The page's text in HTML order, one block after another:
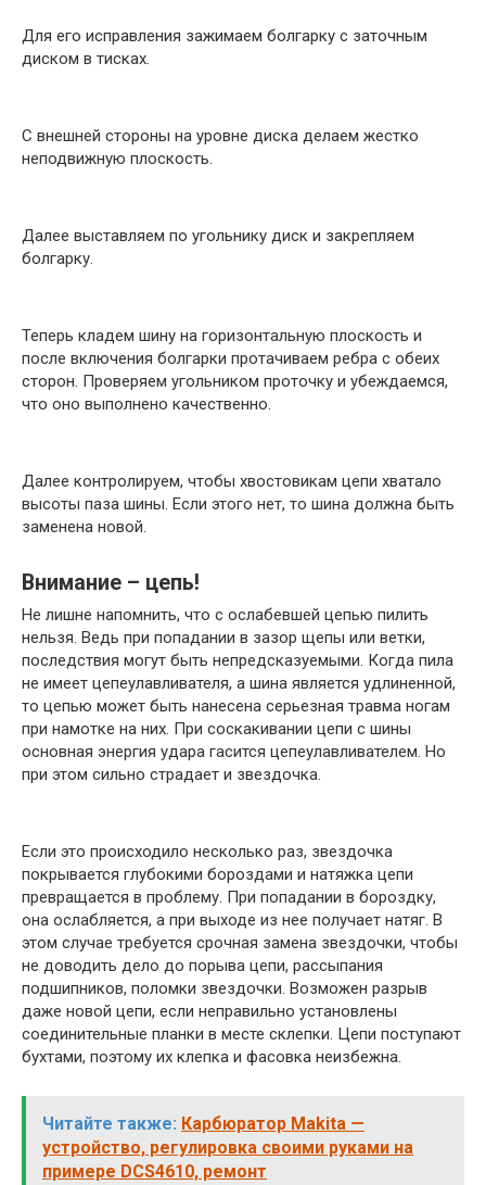
Для его исправления зажимаем болгарку с заточным
диском в тисках.
С внешней стороны на уровне диска делаем жестко
неподвижную плоскость.
Далее выставляем по угольнику диск и закрепляем
болгарку.
Теперь кладем шину на горизонтальную плоскость и
после включения болгарки протачиваем ребра с обеих
сторон. Проверяем угольником проточку и убеждаемся,
что оно выполнено качественно.
Далее контролируем, чтобы хвостовикам цепи хватало
высоты паза шины. Если этого нет, то шина должна быть
заменена новой.
Внимание – цепь!
Не лишне напомнить, что с ослабевшей цепью пилить
нельзя. Ведь при попадании в зазор щепы или ветки,
последствия могут быть непредсказуемыми. Когда пила
не имеет цепеулавливателя, а шина является удлиненной,
то цепью может быть нанесена серьезная травма ногам
при намотке на них. При соскакивании цепи с шины
основная энергия удара гасится цепеулавливателем. Но
при этом сильно страдает и звездочка.
Если это происходило несколько раз, звездочка
покрывается глубокими бороздами и натяжка цепи
превращается в проблему. При попадании в бороздку,
она ослабляется, а при выходе из нее получает натяг. В
этом случае требуется срочная замена звездочки, чтобы
не доводить дело до порыва цепи, рассыпания
подшипников, поломки звездочки. Возможен разрыв
даже новой цепи, если неправильно установлены
соединительные планки в месте склепки. Цепи поступают
бухтами, поэтому их клепка и фасовка неизбежна.
Читайте также: Карбюратор Makita —
устройство, регулировка своими руками на
примере DCS4610, ремонт